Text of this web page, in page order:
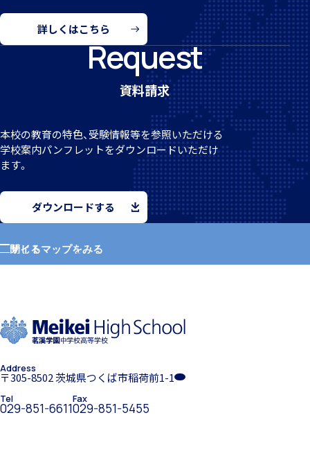
詳しくはこちら
Request
資料請求
本校の教育の特色、受験情報等を参照いただける
学校案内パンフレットをダウンロードいただけ
ます。
ダウンロードする
サイトマップをみる
閉じる
学校長挨拶
Address
〒305-8502 茨城県つくば市稲荷前1-1
Tel
029-851-6611
Fax
029-851-5455
スーパーサイエンスハイスクール(SSH)
個人課題研究
キャンプ